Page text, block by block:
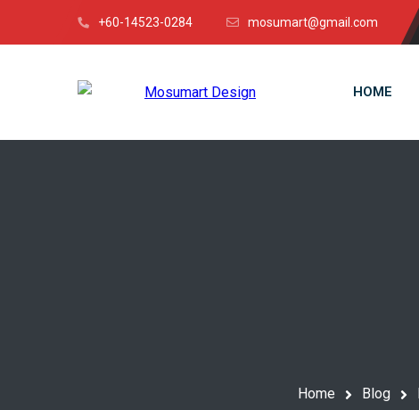
+60-14523-0284 mosumart@gmail.com
HOME
Home Blog